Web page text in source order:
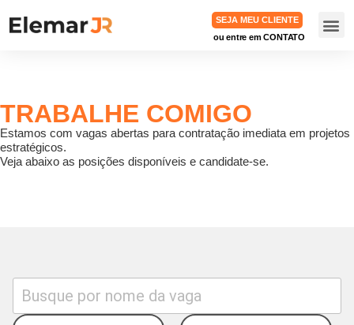
SEJA MEU CLIENTE
ou entre em CONTATO
TRABALHE COMIGO
Estamos com vagas abertas para contratação imediata em projetos
estratégicos.
Veja abaixo as posições disponíveis e candidate-se.